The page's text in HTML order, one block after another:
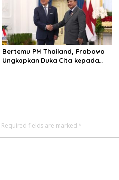
Bertemu PM Thailand, Prabowo
Ungkapkan Duka Cita kepada
Required fields are marked *